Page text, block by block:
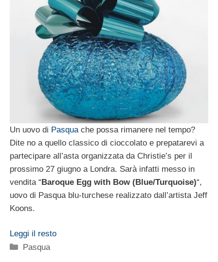
Un uovo di Pasqua che possa rimanere nel tempo?
Dite no a quello classico di cioccolato e prepatarevi a
partecipare all’asta organizzata da Christie’s per il
prossimo 27 giugno a Londra. Sarà infatti messo in
vendita “Baroque Egg with Bow (Blue/Turquoise)“,
uovo di Pasqua blu-turchese realizzato dall’artista Jeff
Koons.
Leggi il resto
Categorie
Pasqua